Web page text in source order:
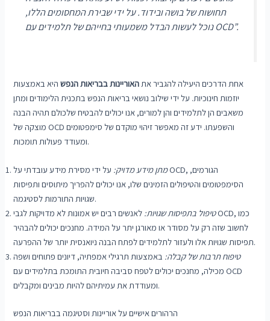
תחושות של בושה ובידוד. על ידי שבירת המחסומים הללו,
נוכל לעשות הבדל משמעותי בחייהם של תלמידים עם OCD”.
אחת הדרכים היעילה להגביר אתהאוריינות בבריאות הנפשהיא באמצעות
יוזמות חינוכיות. על ידי שילוב נושאי בריאות הנפש בתכנית הלימודים ומתן
משאבים הן לתלמידים והן למורים, אנו יכולים להבטיח שלכולם תהיה הבנה
מוצקה של OCD והשפעתו. ידע זה מאפשר זיהוי מוקדם של סימפטומים
ומעודד פעולות תומכות.
מתן מידע מדויק: על ידי מסירת מידע עובדתי על OCD, הגורמים,
הסימפטומים והטיפולים הזמינים שלו, אנו יכולים להפריך מיתוסים ותפיסות
שגויות התורמות לסטיגמה.
טיפול בתפיסות שגויות: לאנשים רבים יש אמונות לא מדויקות לגבי OCD, כמו
לחשוב שזה רק על מסודר או מאורגן יתר על המידה. מחנכים יכולים להבהיר
תפיסות שגויות אלו ולעזור לתלמידים לפתח הבנה ניואנסית יותר של ההפרעה.
טיפוח תרבות של קבלה: באמצעות תרגילי אמפתיה, דיונים פתוחים ושפה
מכילה, מחנכים יכולים לטפח סביבה חיובית התומכת בתלמידים עם OCD
ומעודדת את עמיתיהם להיות מבינים ומקבלים.
הרהורים אישיים על אוריינות וסטיגמה בבריאות הנפש